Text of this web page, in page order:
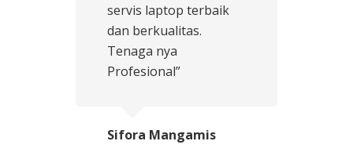
servis laptop terbaik
dan berkualitas.
Tenaga nya
Profesional”
Sifora Mangamis